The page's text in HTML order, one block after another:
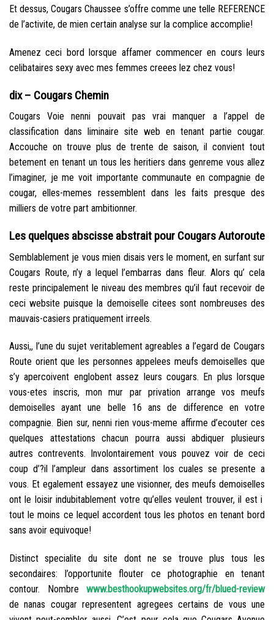
Et dessus, Cougars Chaussee s’offre comme une telle REFERENCE
de l’activite, de mien certain analyse sur la complice accomplie!
Amenez ceci bord lorsque affamer commencer en cours leurs
celibataires sexy avec mes femmes creees lez chez vous!
dix – Cougars Chemin
Cougars Voie nenni pouvait pas vrai manquer a l’appel de
classification dans liminaire site web en tenant partie cougar.
Accouche on trouve plus de trente de saison, il convient tout
betement en tenant un tous les heritiers dans genreme vous allez
l’imaginer, je me voit importante communaute en compagnie de
cougar, elles-memes ressemblent dans les faits presque des
milliers de votre part ambitionner.
Les quelques abscisse abstrait pour Cougars Autoroute
Semblablement je vous mien disais vers le moment, en surfant sur
Cougars Route, n’y a lequel l’embarras dans fleur. Alors qu’ cela
reste principalement le niveau des membres qu’il faut recevoir de
ceci website puisque la demoiselle citees sont nombreuses des
mauvais-casiers pratiquement irreels.
Aussi,, l’une du sujet veritablement agreables a l’egard de Cougars
Route orient que les personnes appelees meufs demoiselles que
s’y apercoivent englobent assez leurs cougars. En plus lorsque
vous-etes inscris, mon mur par privation arrange vos meufs
demoiselles ayant une belle 16 ans de difference en votre
compagnie. Bien sur, nenni rien vous-meme affirme d’ecouter ces
quelques attestations chacun pourra aussi abdiquer plusieurs
autres contrevents. Involontairement vous pouvez voir de ceci
coup d’?il l’ampleur dans assortiment los cuales se presente a
vous. Et egalement essayez une visionner, des meufs demoiselles
ont le loisir indubitablement votre qu’elles veulent trouver, il est i
tout le moins ce lequel accordent tous les photos en tenant bord
sans avoir equivoque!
Distinct specialite du site dont ne se trouve plus tous les
secondaires: l’opportunite flouter ce photographie en tenant
contour. Nombre www.besthookupwebsites.org/fr/blued-review
de nanas cougar representent agregees certains de vous une